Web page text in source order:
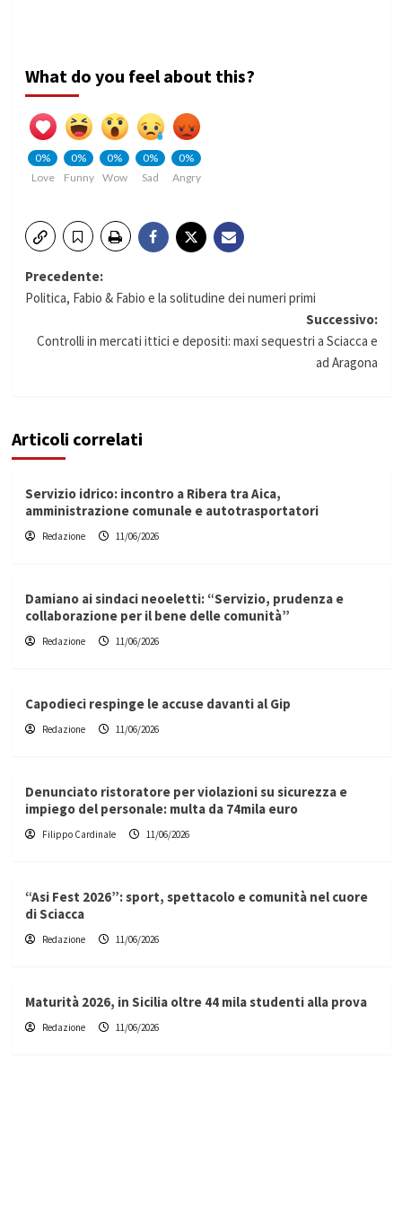
What do you feel about this?
0%
Love
0%
Funny
0%
Wow
0%
Sad
0%
Angry
Navigazione
articolo
Precedente:
Politica, Fabio & Fabio e la solitudine dei numeri primi
Successivo:
Controlli in mercati ittici e depositi: maxi sequestri a Sciacca e
ad Aragona
Articoli correlati
Servizio idrico: incontro a Ribera tra Aica,
amministrazione comunale e autotrasportatori
Redazione 11/06/2026
Damiano ai sindaci neoeletti: “Servizio, prudenza e
collaborazione per il bene delle comunità”
Redazione 11/06/2026
Capodieci respinge le accuse davanti al Gip
Redazione 11/06/2026
Denunciato ristoratore per violazioni su sicurezza e
impiego del personale: multa da 74mila euro
Filippo Cardinale 11/06/2026
“Asi Fest 2026”: sport, spettacolo e comunità nel cuore
di Sciacca
Redazione 11/06/2026
Maturità 2026, in Sicilia oltre 44 mila studenti alla prova
Redazione 11/06/2026